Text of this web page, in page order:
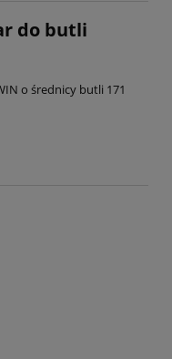
do butli
o średnicy butli 171